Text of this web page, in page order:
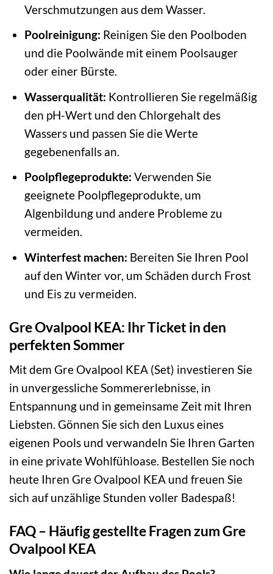
Verschmutzungen aus dem Wasser.
Poolreinigung: Reinigen Sie den Poolboden
und die Poolwände mit einem Poolsauger
oder einer Bürste.
Wasserqualität: Kontrollieren Sie regelmäßig
den pH-Wert und den Chlorgehalt des
Wassers und passen Sie die Werte
gegebenenfalls an.
Poolpflegeprodukte: Verwenden Sie
geeignete Poolpflegeprodukte, um
Algenbildung und andere Probleme zu
vermeiden.
Winterfest machen: Bereiten Sie Ihren Pool
auf den Winter vor, um Schäden durch Frost
und Eis zu vermeiden.
Gre Ovalpool KEA: Ihr Ticket in den
perfekten Sommer
Mit dem Gre Ovalpool KEA (Set) investieren Sie
in unvergessliche Sommererlebnisse, in
Entspannung und in gemeinsame Zeit mit Ihren
Liebsten. Gönnen Sie sich den Luxus eines
eigenen Pools und verwandeln Sie Ihren Garten
in eine private Wohlfühloase. Bestellen Sie noch
heute Ihren Gre Ovalpool KEA und freuen Sie
sich auf unzählige Stunden voller Badespaß!
FAQ – Häufig gestellte Fragen zum Gre
Ovalpool KEA